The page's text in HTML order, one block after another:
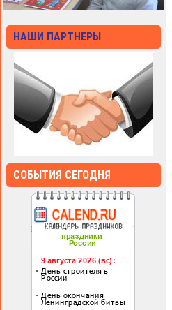
НАШИ ПАРТНЕРЫ
СОБЫТИЯ СЕГОДНЯ